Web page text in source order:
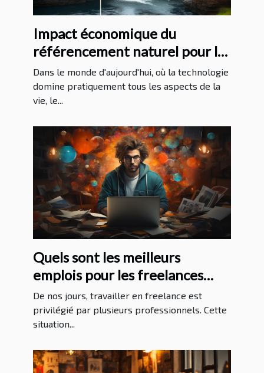
Impact économique du
référencement naturel pour les
entreprises à La Réunion
Dans le monde d'aujourd'hui, où la technologie
domine pratiquement tous les aspects de la
vie, le...
Quels sont les meilleurs
emplois pour les freelances
sans expérience ?
De nos jours, travailler en freelance est
privilégié par plusieurs professionnels. Cette
situation...